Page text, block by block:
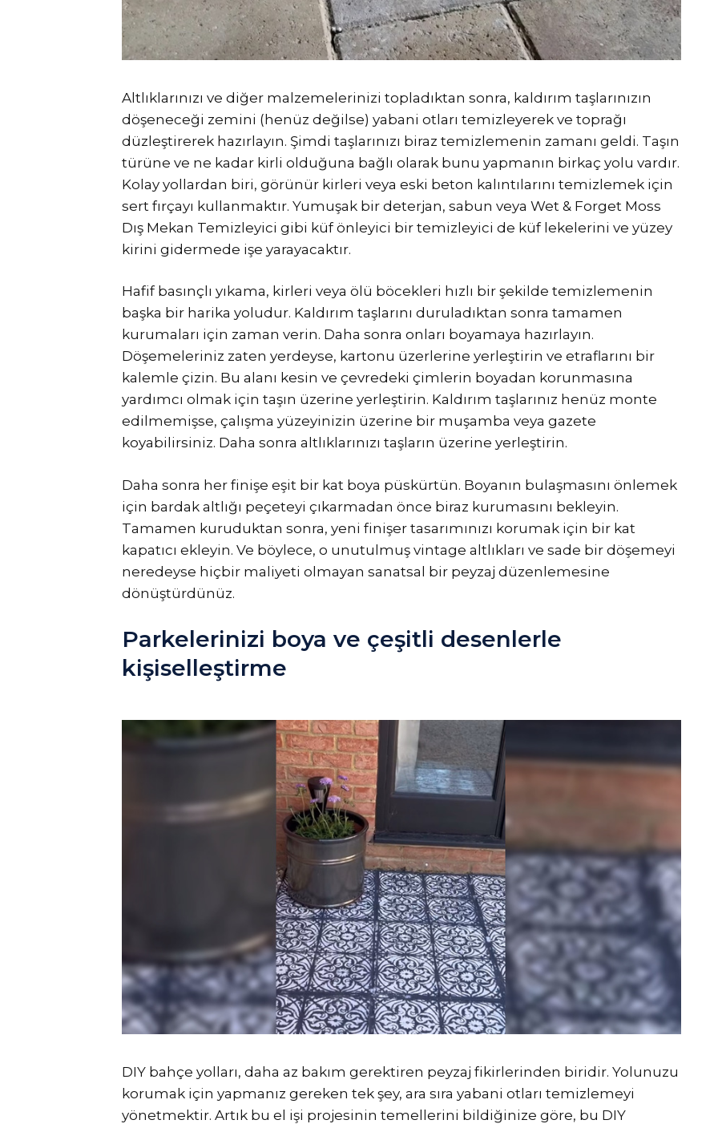
Altlıklarınızı ve diğer malzemelerinizi topladıktan sonra, kaldırım taşlarınızın
döşeneceği zemini (henüz değilse) yabani otları temizleyerek ve toprağı
düzleştirerek hazırlayın. Şimdi taşlarınızı biraz temizlemenin zamanı geldi. Taşın
türüne ve ne kadar kirli olduğuna bağlı olarak bunu yapmanın birkaç yolu vardır.
Kolay yollardan biri, görünür kirleri veya eski beton kalıntılarını temizlemek için
sert fırçayı kullanmaktır. Yumuşak bir deterjan, sabun veya Wet & Forget Moss
Dış Mekan Temizleyici gibi küf önleyici bir temizleyici de küf lekelerini ve yüzey
kirini gidermede işe yarayacaktır.
Hafif basınçlı yıkama, kirleri veya ölü böcekleri hızlı bir şekilde temizlemenin
başka bir harika yoludur. Kaldırım taşlarını duruladıktan sonra tamamen
kurumaları için zaman verin. Daha sonra onları boyamaya hazırlayın.
Döşemeleriniz zaten yerdeyse, kartonu üzerlerine yerleştirin ve etraflarını bir
kalemle çizin. Bu alanı kesin ve çevredeki çimlerin boyadan korunmasına
yardımcı olmak için taşın üzerine yerleştirin. Kaldırım taşlarınız henüz monte
edilmemişse, çalışma yüzeyinizin üzerine bir muşamba veya gazete
koyabilirsiniz. Daha sonra altlıklarınızı taşların üzerine yerleştirin.
Daha sonra her finişe eşit bir kat boya püskürtün. Boyanın bulaşmasını önlemek
için bardak altlığı peçeteyi çıkarmadan önce biraz kurumasını bekleyin.
Tamamen kuruduktan sonra, yeni finişer tasarımınızı korumak için bir kat
kapatıcı ekleyin. Ve böylece, o unutulmuş vintage altlıkları ve sade bir döşemeyi
neredeyse hiçbir maliyeti olmayan sanatsal bir peyzaj düzenlemesine
dönüştürdünüz.
Parkelerinizi boya ve çeşitli desenlerle
kişiselleştirme
DIY bahçe yolları, daha az bakım gerektiren peyzaj fikirlerinden biridir. Yolunuzu
korumak için yapmanız gereken tek şey, ara sıra yabani otları temizlemeyi
yönetmektir. Artık bu el işi projesinin temellerini bildiğinize göre, bu DIY